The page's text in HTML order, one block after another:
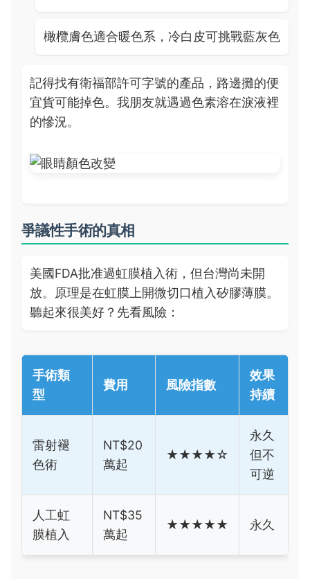
橄欖膚色適合暖色系，冷白皮可挑戰藍灰色
記得找有衛福部許可字號的產品，路邊攤的便
宜貨可能掉色。我朋友就遇過色素溶在淚液裡
的慘況。
爭議性手術的真相
美國FDA批准過虹膜植入術，但台灣尚未開
放。原理是在虹膜上開微切口植入矽膠薄膜。
聽起來很美好？先看風險：
手術類
型
費用 風險指數
效果
持續
雷射褪
色術
NT$20
萬起
★★★★☆
永久
但不
可逆
人工虹
膜植入
NT$35
萬起
★★★★★ 永久